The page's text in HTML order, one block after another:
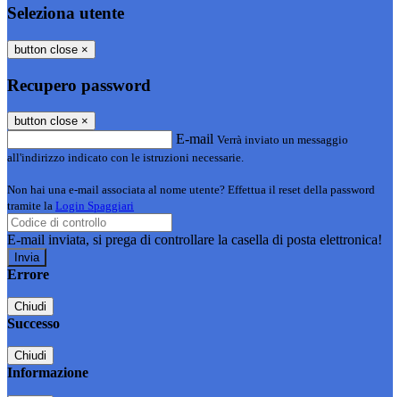
Seleziona utente
button close ×
Recupero password
button close ×
E-mail Verrà inviato un messaggio
all'indirizzo indicato con le istruzioni necessarie.
Non hai una e-mail associata al nome utente? Effettua il reset della password
tramite la Login Spaggiari
E-mail inviata, si prega di controllare la casella di posta elettronica!
Errore
Chiudi
Successo
Chiudi
Informazione